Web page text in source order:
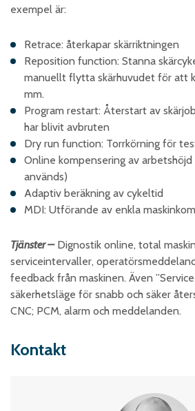
exempel är:
Retrace: återkapar skärriktningen
Reposition function: Stanna
manuellt flytta skärhuvudet för att
mm.
Program restart: Återstart av
har blivit avbruten
Dry run function: Torrkörning för
Online kompensering av
används)
Adaptiv beräkning av cykeltid
MDI: Utförande av enkla
Tjänster –Dignostik online, total
serviceintervaller,
feedback från maskinen. Även
säkerhetsläge för snabb och säker
CNC; PCM, alarm och meddelanden.
Kontakt